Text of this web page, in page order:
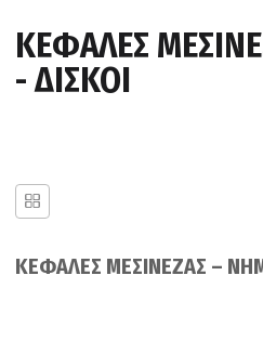
ΚΕΦΑΛΕΣ
- ΔΙΣΚΟΙ
ΚΕΦΑΛΕΣ ΜΕΣΙΝΕΖΑΣ –